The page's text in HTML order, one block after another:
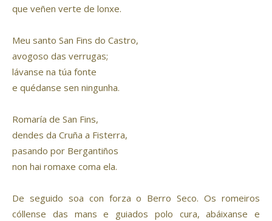
que veñen verte de lonxe.
Meu santo San Fins do Castro,
avogoso das verrugas;
lávanse na túa fonte
e quédanse sen ningunha.
Romaría de San Fins,
dendes da Cruña a Fisterra,
pasando por Bergantiños
non hai romaxe coma ela.
De seguido soa con forza o Berro Seco. Os romeiros
cóllense das mans e guiados polo cura, abáixanse e